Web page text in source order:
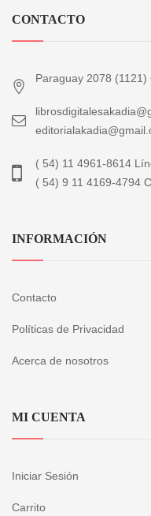
CONTACTO
Paraguay 2078 (1121)
( 54) 11 4961-8614
( 54) 9 11 4169-4794
INFORMACIÓN
Contacto
Políticas de Privacidad
Acerca de nosotros
MI CUENTA
Iniciar Sesión
Carrito